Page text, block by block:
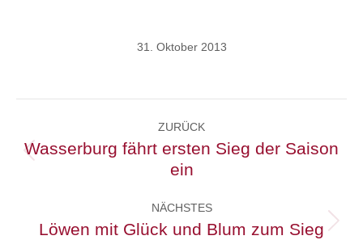
31. Oktober 2013
ZURÜCK
Vorheriger
Beitrag:
Wasserburg fährt ersten Sieg der Saison
ein
NÄCHSTES
Nächster
Löwen mit Glück und Blum zum Sieg